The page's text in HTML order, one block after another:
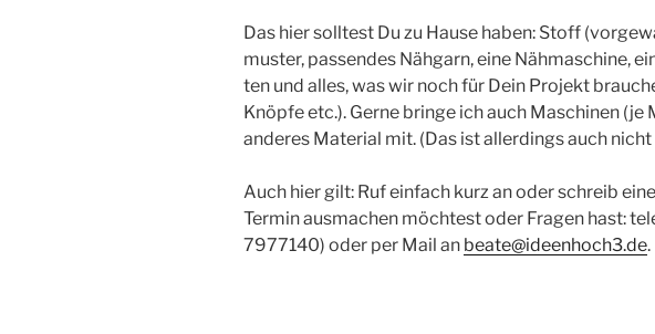
Das hier soll­test Du zu Hau­se haben: Stoff
mus­ter, pas­sen­des Näh­garn, eine Näh­ma­schi­ne,
ten und alles, was wir noch für Dein Pro­jekt
Knöp­fe etc.). Ger­ne brin­ge ich auch Maschi­nen (je
ande­res Mate­ri­al mit. (Das ist aller­dings auch nicht
Auch hier gilt: Ruf ein­fach kurz an oder schreib
Ter­min aus­ma­chen möch­test oder Fra­gen hast:
7977140) oder per Mail an beate@ideenhoch3.de.